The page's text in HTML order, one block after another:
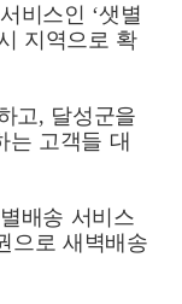
비스인 ‘샛별
지역으로 확
고, 달성군을
는 고객들 대
배송 서비스
으로 새벽배송